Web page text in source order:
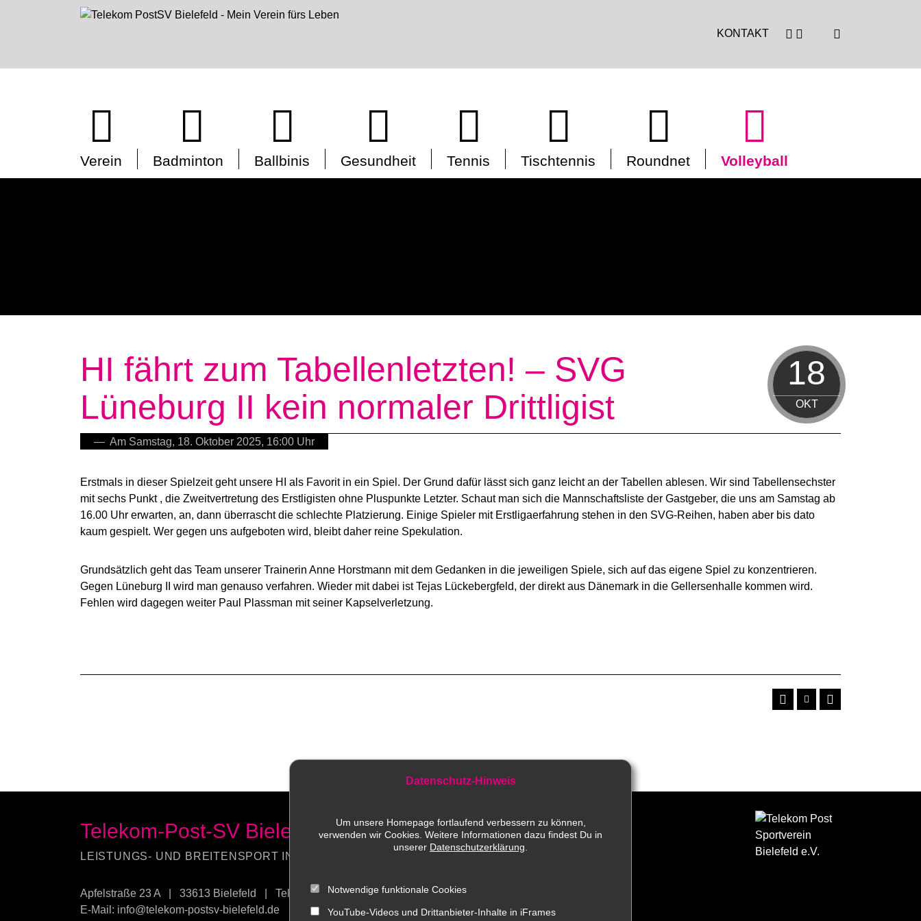
KONTAKT
Verein Badminton Ballbinis Gesundheit Tennis Tischtennis Roundnet Volleyball
18
OKT
HI fährt zum Tabellenletzten! – SVG
Lüneburg II kein normaler Drittligist
— Am Samstag, 18. Oktober 2025, 16:00 Uhr
Erstmals in dieser Spielzeit geht unsere HI als Favorit in ein Spiel. Der Grund dafür lässt sich ganz leicht an der Tabellen ablesen. Wir sind Tabellensechster
mit sechs Punkt , die Zweitvertretung des Erstligisten ohne Pluspunkte Letzter. Schaut man sich die Mannschaftsliste der Gastgeber, die uns am Samstag ab
16.00 Uhr erwarten, an, dann überrascht die schlechte Platzierung. Einige Spieler mit Erstligaerfahrung stehen in den SVG-Reihen, haben aber bis dato
kaum gespielt. Wer gegen uns aufgeboten wird, bleibt daher reine Spekulation.
Grundsätzlich geht das Team unserer Trainerin Anne Horstmann mit dem Gedanken in die jeweiligen Spiele, sich auf das eigene Spiel zu konzentrieren.
Gegen Lüneburg II wird man genauso verfahren. Wieder mit dabei ist Tejas Lückebergfeld, der direkt aus Dänemark in die Gellersenhalle kommen wird.
Fehlen wird dagegen weiter Paul Plassman mit seiner Kapselverletzung.
Telekom-Post-SV Bielefeld e.V.
LEISTUNGS- UND BREITENSPORT IN BIELEFELD
Apfelstraße 23 A 33613 Bielefeld Telefon:0521 521 463 6
E-Mail: info@telekom-postsv-bielefeld.de
Datenschutz-Hinweis
Um unsere Homepage fortlaufend verbessern zu können,
verwenden wir Cookies. Weitere Informationen dazu findest Du in
unserer Datenschutzerklärung
Notwendige funktionale Cookies
YouTube-Videos und Drittanbieter-Inhalte in iFrames